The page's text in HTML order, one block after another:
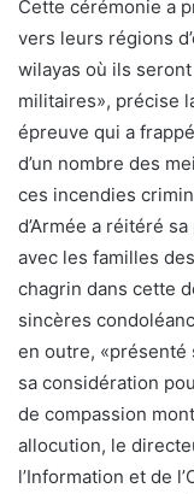
Cette cérémonie a
vers leurs régions
wilayas où ils
militaires», précise
épreuve qui a
d’un nombre des
ces incendies
d’Armée a réitéré
avec les familles
chagrin dans cette
sincères
en outre, «présenté
sa considération
de compassion
allocution, le
l’Information et de